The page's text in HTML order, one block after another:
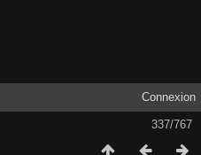
Connexion
337/767